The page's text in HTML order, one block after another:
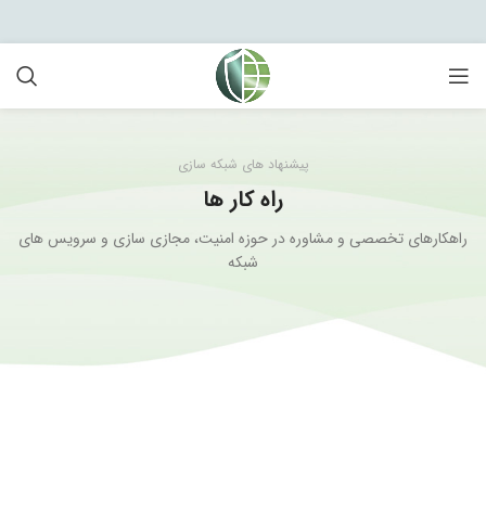
پیشنهاد های شبکه سازی
راه کار ها
راهکارهای تخصصی و مشاوره در حوزه امنیت، مجازی سازی و سرویس های
شبکه